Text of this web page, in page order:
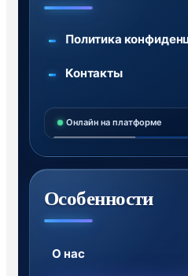
Политика
Контакты
Онлайн на платформе
Особенности
О нас